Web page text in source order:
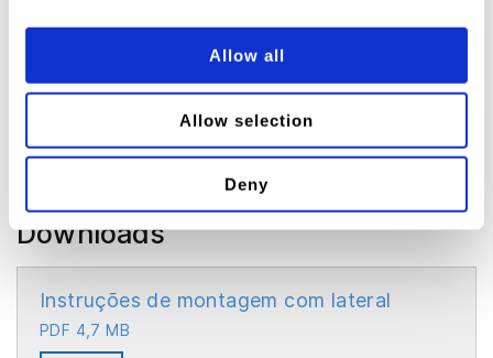
Allow all
Allow selection
Deny
Configuração básica
Downloads
Instruções de montagem com lateral
PDF 4,7 MB